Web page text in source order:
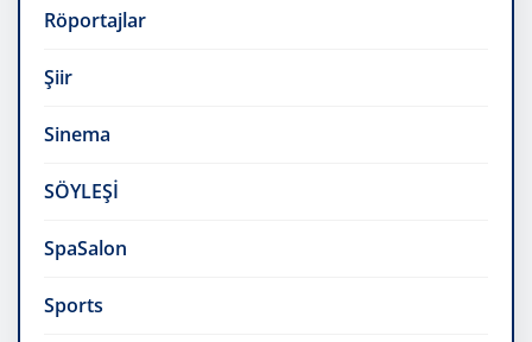
Röportajlar
Şiir
Sinema
SÖYLEŞİ
SpaSalon
Sports